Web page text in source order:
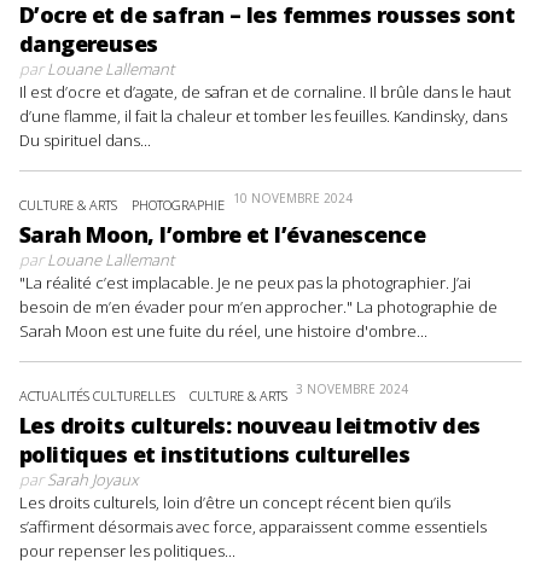
D’ocre et de safran – les femmes rousses sont
dangereuses
parLouane Lallemant
Il est d’ocre et d’agate, de safran et de cornaline. Il brûle dans le haut
d’une flamme, il fait la chaleur et tomber les feuilles. Kandinsky, dans
Du spirituel dans...
CULTURE & ARTS PHOTOGRAPHIE 10 NOVEMBRE 2024
Sarah Moon, l’ombre et l’évanescence
parLouane Lallemant
"La réalité c’est implacable. Je ne peux pas la photographier. J’ai
besoin de m’en évader pour m’en approcher." La photographie de
Sarah Moon est une fuite du réel, une histoire d'ombre...
ACTUALITÉS CULTURELLES CULTURE & ARTS 3 NOVEMBRE 2024
Les droits culturels: nouveau leitmotiv des
politiques et institutions culturelles
parSarah Joyaux
Les droits culturels, loin d’être un concept récent bien qu’ils
s’affirment désormais avec force, apparaissent comme essentiels
pour repenser les politiques...